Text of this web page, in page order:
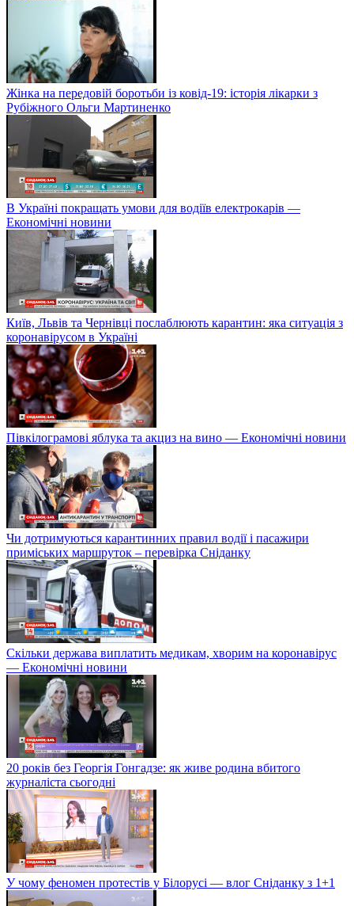
Жінка на передовій боротьби із ковід-19: історія лікарки з
Рубіжного Ольги Мартиненко
В Україні покращать умови для водіїв електрокарів —
Економічні новини
Київ, Львів та Чернівці послаблюють карантин: яка ситуація з
коронавірусом в Україні
Півкілограмові яблука та акциз на вино — Економічні новини
Чи дотримуються карантинних правил водії і пасажири
приміських маршруток – перевірка Сніданку
Скільки держава виплатить медикам, хворим на коронавірус
— Економічні новини
20 років без Георгія Гонгадзе: як живе родина вбитого
журналіста сьогодні
У чому феномен протестів у Білорусі — влог Сніданку з 1+1